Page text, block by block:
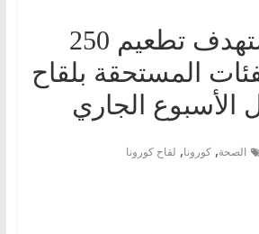
الصحة: نستهدف تطعيم 250
المستحقة بلقاح
الأسبوع الجاري
الصحة, كورونا, لقاح كورونا